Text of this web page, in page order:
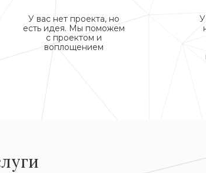
У вас нет проекта, но
есть идея. Мы поможем
с проектом и
воплощением